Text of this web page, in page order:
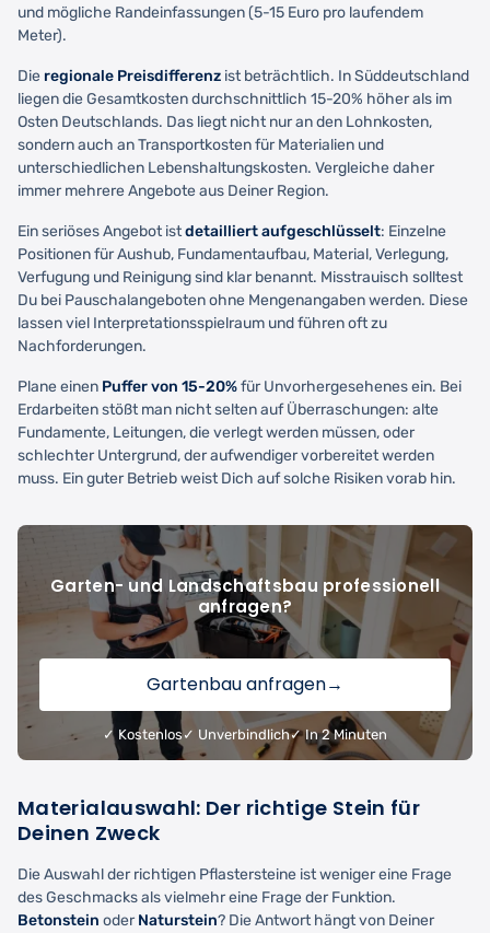
und mögliche Randeinfassungen (5-15 Euro pro laufendem
Meter).
Die regionale Preisdifferenz ist beträchtlich. In Süddeutschland
liegen die Gesamtkosten durchschnittlich 15-20% höher als im
Osten Deutschlands. Das liegt nicht nur an den Lohnkosten,
sondern auch an Transportkosten für Materialien und
unterschiedlichen Lebenshaltungskosten. Vergleiche daher
immer mehrere Angebote aus Deiner Region.
Ein seriöses Angebot istdetailliert aufgeschlüsselt: Einzelne
Positionen für Aushub, Fundamentaufbau, Material, Verlegung,
Verfugung und Reinigung sind klar benannt. Misstrauisch solltest
Du bei Pauschalangeboten ohne Mengenangaben werden. Diese
lassen viel Interpretationsspielraum und führen oft zu
Nachforderungen.
Plane einen Puffer von 15-20%für Unvorhergesehenes ein. Bei
Erdarbeiten stößt man nicht selten auf Überraschungen: alte
Fundamente, Leitungen, die verlegt werden müssen, oder
schlechter Untergrund, der aufwendiger vorbereitet werden
muss. Ein guter Betrieb weist Dich auf solche Risiken vorab hin.
Garten- und Landschaftsbau professionell
anfragen?
Gartenbau anfragen→
✓ Kostenlos✓ Unverbindlich✓ In 2 Minuten
Materialauswahl: Der richtige Stein für
Deinen Zweck
Die Auswahl der richtigen Pflastersteine ist weniger eine Frage
des Geschmacks als vielmehr eine Frage der Funktion.
Betonstein oderNaturstein? Die Antwort hängt von Deiner